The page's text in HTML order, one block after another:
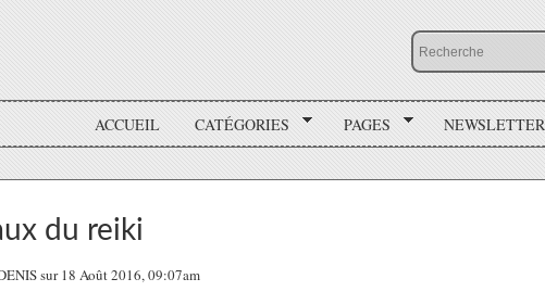
ACCUEIL CATÉGORIES PAGES NEWSLETTER
du reiki
sur 18 Août 2016, 09:07am